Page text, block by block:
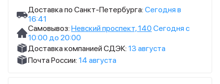
Доставка по Санкт-Петербурга: Сегодня в
16:41
Самовывоз: Невский проспект, 140 Сегодня с
10:00 до 20:00
Доставка компанией СДЭК: 13 августа
Почта России: 14 августа